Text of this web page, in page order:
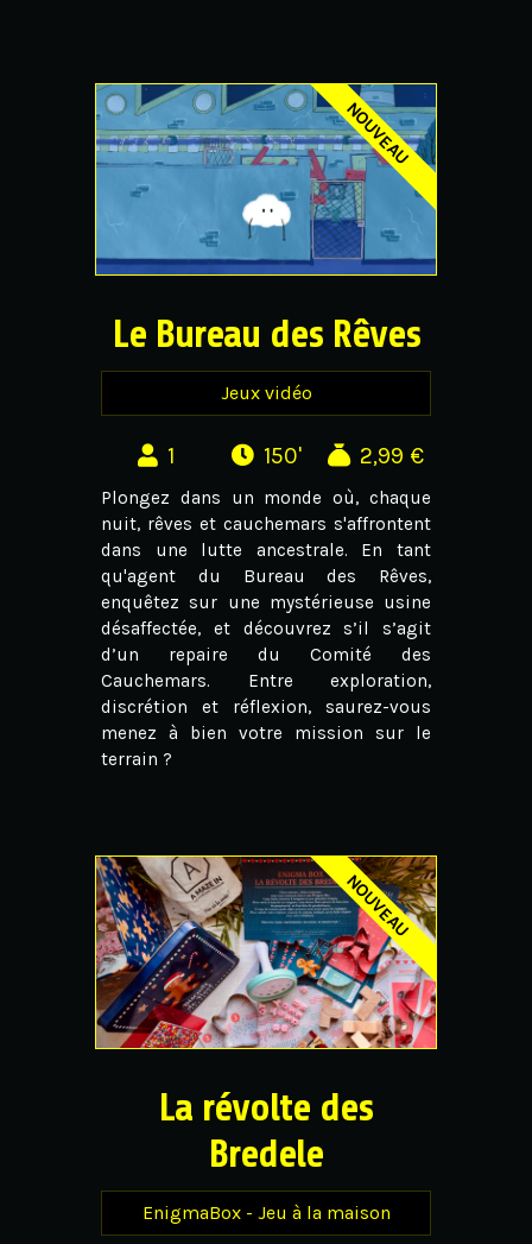
Le Bureau des Rêves
Jeux vidéo
1 150' 2,99 €
Plongez dans un monde où, chaque
nuit, rêves et cauchemars s'affrontent
dans une lutte ancestrale. En tant
qu'agent du Bureau des Rêves,
enquêtez sur une mystérieuse usine
désaffectée, et découvrez s’il s’agit
d’un repaire du Comité des
Cauchemars. Entre exploration,
discrétion et réflexion, saurez-vous
menez à bien votre mission sur le
terrain ?
La révolte des
Bredele
EnigmaBox - Jeu à la maison